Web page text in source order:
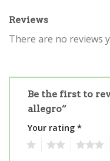
Reviews
There are no reviews
Be the first to
allegro”
Your rating *